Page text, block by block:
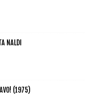
NALDI
(1975)